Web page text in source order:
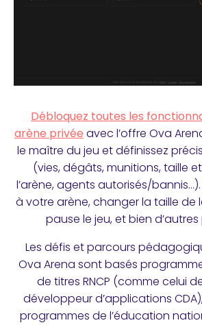
Débloquez toutes les
arène privée avec l’offre Ova
le maître du jeu et définissez
(vies, dégâts, munitions, taille
l’arène, agents autorisés/
à votre arène, changer la taille de
pause le jeu, et bien d’autres
Les défis et parcours
Ova Arena sont basés
de titres RNCP (comme celui
développeur d’applications
programmes de l’éducation